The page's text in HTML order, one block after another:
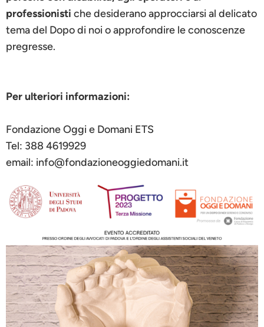
professionisti che desiderano approcciarsi al delicato
tema del Dopo di noi o approfondire le conoscenze
pregresse.
Per ulteriori informazioni:
Fondazione Oggi e Domani ETS
Tel: 388 4619929
email: info@fondazioneoggiedomani.it